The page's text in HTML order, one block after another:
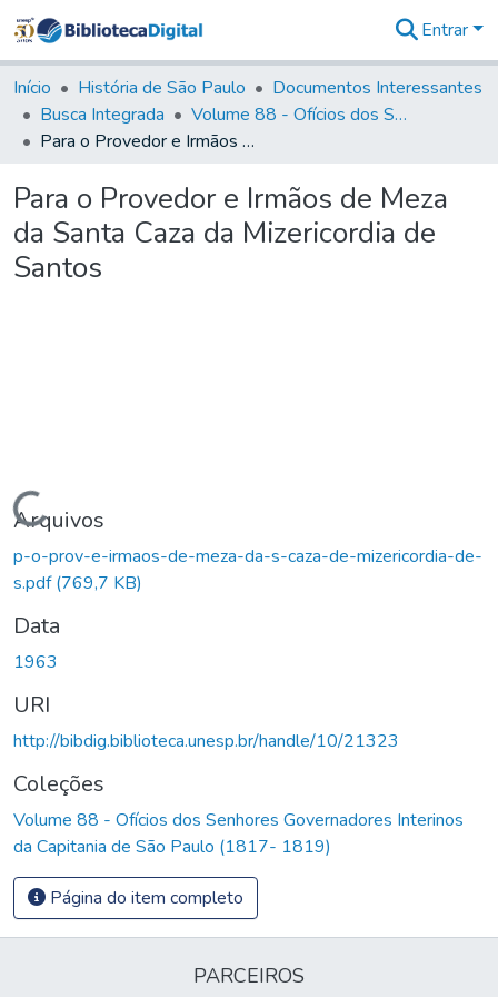
&
Coleções
Tudo na
Biblioteca
Estatísticas
Entrar
Início História de São Paulo
Documentos Interessantes
Busca Integrada
Volume 88 - Ofícios dos Senhores Governadores Interinos da Capitania de São Paulo (1817- 1819)
Para o Provedor e Irmãos de Meza da Santa Caza da Mizericordia de Santos
Para o Provedor e Irmãos de Meza
da Santa Caza da Mizericordia de
Santos
Carregando...
Arquivos
p-o-prov-e-irmaos-de-meza-da-s-caza-de-mizericordia-de-
s.pdf(769,7 KB)
Data
1963
URI
http://bibdig.biblioteca.unesp.br/handle/10/21323
Coleções
Volume 88 - Ofícios dos Senhores Governadores Interinos
da Capitania de São Paulo (1817- 1819)
Página do item completo
PARCEIROS